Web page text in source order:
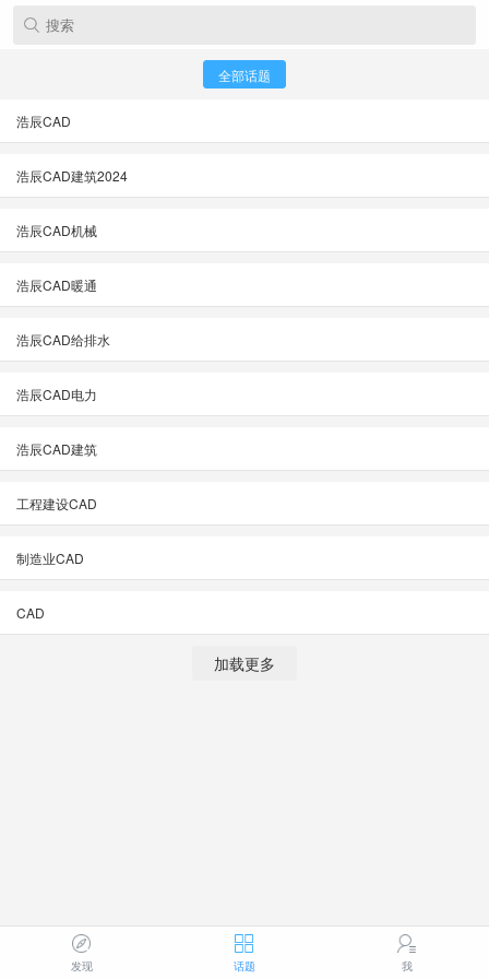
全部话题
浩辰CAD
浩辰CAD建筑2024
浩辰CAD机械
浩辰CAD暖通
浩辰CAD给排水
浩辰CAD电力
浩辰CAD建筑
工程建设CAD
制造业CAD
CAD
加载更多
发现 话题 我